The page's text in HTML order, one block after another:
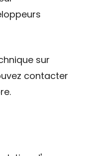
sur
contacter